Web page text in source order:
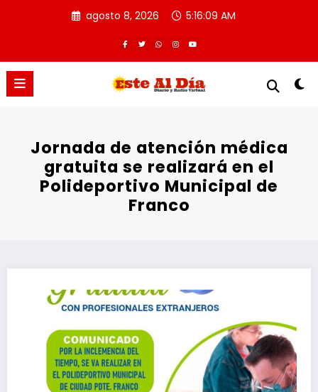
agosto 8, 2026 5:16:09 AM
Jornada de atención médica
gratuita se realizará en el
Polideportivo Municipal de
Franco